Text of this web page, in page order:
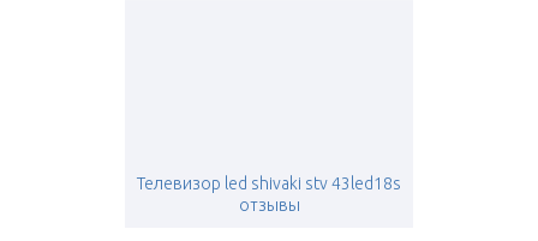
Телевизор led shivaki stv 43led18s
отзывы